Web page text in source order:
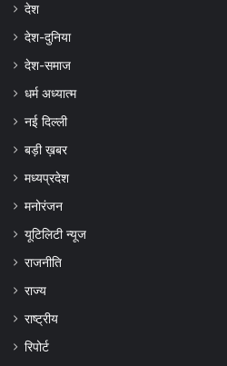
देश
देश-दुनिया
देश-समाज
धर्म अध्यात्म
नई दिल्ली
बड़ी ख़बर
मध्यप्रदेश
मनोरंजन
यूटिलिटी न्यूज
राजनीति
राज्य
राष्ट्रीय
रिपोर्ट